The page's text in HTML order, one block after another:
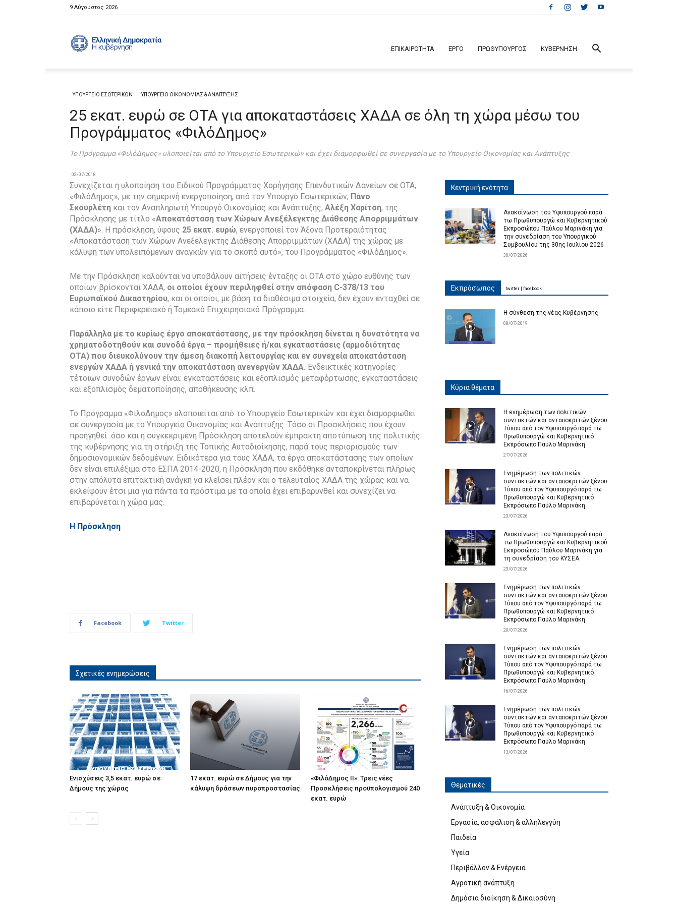
9 Αύγουστος 2026
Κυβέρνηση
ΕΠΙΚΑΙΡΟΤΗΤΑ ΕΡΓΟ ΠΡΩΘΥΠΟΥΡΓΟΣ ΚΥΒΕΡΝΗΣΗ
ΥΠΟΥΡΓΕΙΟ ΕΣΩΤΕΡΙΚΩΝ ΥΠΟΥΡΓΕΙΟ ΟΙΚΟΝΟΜΙΑΣ & ΑΝΑΠΤΥΞΗΣ
25 εκατ. ευρώ σε ΟΤΑ για αποκαταστάσεις ΧΑΔΑ σε όλη τη χώρα μέσω του
Προγράμματος «ΦιλόΔημος»
Το Πρόγραμμα «ΦιλόΔημος» υλοποιείται από το Υπουργείο Εσωτερικών και έχει διαμορφωθεί σε συνεργασία με το Υπουργείο Οικονομίας και Ανάπτυξης
02/07/2018
Συνεχίζεται η υλοποίηση του Ειδικού Προγράμματος Χορήγησης Επενδυτικών Δανείων σε ΟΤΑ,
«ΦιλόΔημος», με την σημερινή ενεργοποίηση, από τον Υπουργό Εσωτερικών, Πάνο
Σκουρλέτη και τον Αναπληρωτή Υπουργό Οικονομίας και Ανάπτυξης, Αλέξη Χαρίτση, της
Πρόσκλησης με τίτλο «Αποκατάσταση των Χώρων Ανεξέλεγκτης Διάθεσης Απορριμμάτων
(ΧΑΔΑ)». Η πρόσκληση, ύψους 25 εκατ. ευρώ, ενεργοποιεί τον Άξονα Προτεραιότητας
«Αποκατάσταση των Χώρων Ανεξέλεγκτης Διάθεσης Απορριμμάτων (ΧΑΔΑ) της χώρας με
κάλυψη των υπολειπόμενων αναγκών για το σκοπό αυτό», του Προγράμματος «ΦιλόΔημος».
Με την Πρόσκληση καλούνται να υποβάλουν αιτήσεις ένταξης οι ΟΤΑ στο χώρο ευθύνης των
οποίων βρίσκονται ΧΑΔΑ, οι οποίοι έχουν περιληφθεί στην απόφαση C-378/13 του
Ευρωπαϊκού Δικαστηρίου, και οι οποίοι, με βάση τα διαθέσιμα στοιχεία, δεν έχουν ενταχθεί σε
κάποιο είτε Περιφερειακό ή Τομεακό Επιχειρησιακό Πρόγραμμα.
Παράλληλα με το κυρίως έργο αποκατάστασης, με την πρόσκληση δίνεται η δυνατότητα να
χρηματοδοτηθούν και συνοδά έργα – προμήθειες ή/και εγκαταστάσεις (αρμοδιότητας
ΟΤΑ) που διευκολύνουν την άμεση διακοπή λειτουργίας και εν συνεχεία αποκατάσταση
ενεργών ΧΑΔΑ ή γενικά την αποκατάσταση ανενεργών ΧΑΔΑ. Ενδεικτικές κατηγορίες
τέτοιων συνοδών έργων είναι: εγκαταστάσεις και εξοπλισμός μεταφόρτωσης, εγκαταστάσεις
και εξοπλισμός δεματοποίησης, αποθήκευσης κλπ.
Το Πρόγραμμα «ΦιλόΔημος» υλοποιείται από το Υπουργείο Εσωτερικών και έχει διαμορφωθεί
σε συνεργασία με το Υπουργείο Οικονομίας και Ανάπτυξης. Τόσο οι Προσκλήσεις που έχουν
προηγηθεί όσο και η συγκεκριμένη Πρόσκληση αποτελούν έμπρακτη αποτύπωση της πολιτικής
της κυβέρνησης για τη στήριξη της Τοπικής Αυτοδιοίκησης, παρά τους περιορισμούς των
δημοσιονομικών δεδομένων. Ειδικότερα για τους ΧΑΔΑ, τα έργα αποκατάστασης των οποίων
δεν είναι επιλέξιμα στο ΕΣΠΑ 2014-2020, η Πρόσκληση που εκδόθηκε ανταποκρίνεται πλήρως
στην απόλυτα επιτακτική ανάγκη να κλείσει πλέον και ο τελευταίος ΧΑΔΑ της χώρας και να
εκλείψουν έτσι μια για πάντα τα πρόστιμα με τα οποία έχει επιβαρυνθεί και συνεχίζει να
επιβαρύνεται η χώρα μας.
Η Πρόσκληση
Facebook Twitter
Σχετικές ενημερώσεις
Ενισχύσεις 3,5 εκατ. ευρώ σε
Δήμους της χώρας
17 εκατ. ευρώ σε Δήμους για την
κάλυψη δράσεων πυροπροστασίας
«ΦιλόΔημος ΙΙ»: Τρεις νέες
Προσκλήσεις προϋπολογισμού 240
εκατ. ευρώ
Κεντρική ενότητα
Ανακοίνωση του Υφυπουργού παρά
τω Πρωθυπουργώ και Κυβερνητικού
Εκπροσώπου Παύλου Μαρινάκη για
την συνεδρίαση του Υπουργικού
Συμβουλίου της 30ης Ιουλίου 2026
30/07/2026
Εκπρόσωπος
Η σύνθεση της νέας Κυβέρνησης
08/07/2019
twitter facebook
Κύρια θέματα
Η ενημέρωση των πολιτικών
συντακτών και ανταποκριτών ξένου
Τύπου από τον Υφυπουργό παρά τω
Πρωθυπουργώ και Κυβερνητικό
Εκπρόσωπο Παύλο Μαρινάκη
27/07/2026
Ενημέρωση των πολιτικών
συντακτών και ανταποκριτών ξένου
Τύπου από τον Υφυπουργό παρά τω
Πρωθυπουργώ και Κυβερνητικό
Εκπρόσωπο Παύλο Μαρινάκη
23/07/2026
Ανακοίνωση του Υφυπουργού παρά
τω Πρωθυπουργώ και Κυβερνητικού
Εκπροσώπου Παύλου Μαρινάκη για
τη συνεδρίαση του ΚΥΣΕΑ
23/07/2026
Ενημέρωση των πολιτικών
συντακτών και ανταποκριτών ξένου
Τύπου από τον Υφυπουργό παρά τω
Πρωθυπουργώ και Κυβερνητικό
Εκπρόσωπο Παύλο Μαρινάκη
20/07/2026
Ενημέρωση των πολιτικών
συντακτών και ανταποκριτών ξένου
Τύπου από τον Υφυπουργό παρά τω
Πρωθυπουργώ και Κυβερνητικό
Εκπρόσωπο Παύλο Μαρινάκη
16/07/2026
Ενημέρωση των πολιτικών
συντακτών και ανταποκριτών ξένου
Τύπου από τον Υφυπουργό παρά τω
Πρωθυπουργώ και Κυβερνητικό
Εκπρόσωπο Παύλο Μαρινάκη
13/07/2026
Θεματικές
Ανάπτυξη & Οικονομία
Εργασία, ασφάλιση & αλληλεγγύη
Παιδεία
Υγεία
Περιβάλλον & Ενέργεια
Αγροτική ανάπτυξη
Δημόσια διοίκηση & Δικαιοσύνη